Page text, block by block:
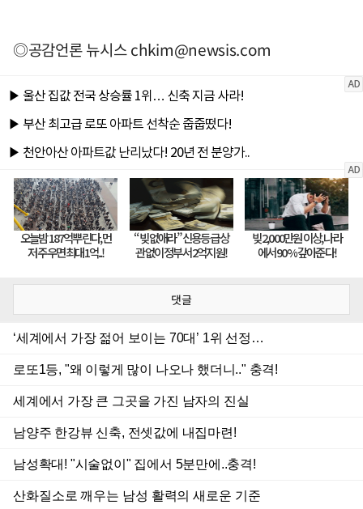
◎공감언론 뉴시스chkim@newsis.com
댓글